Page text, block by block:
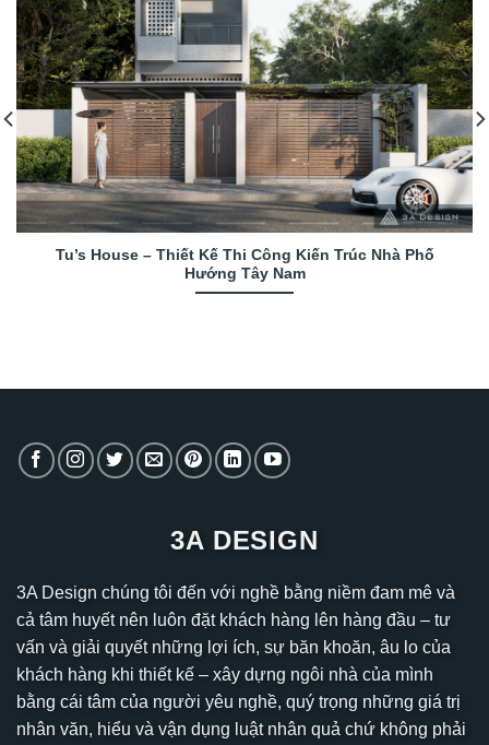
Tu’s House – Thiết Kế Thi Công Kiến Trúc Nhà Phố
Hướng Tây Nam
3A DESIGN
3A Design chúng tôi đến với nghề bằng niềm đam mê và
cả tâm huyết nên luôn đặt khách hàng lên hàng đầu – tư
vấn và giải quyết những lợi ích, sự băn khoăn, âu lo của
khách hàng khi thiết kế – xây dựng ngôi nhà của mình
bằng cái tâm của người yêu nghề, quý trọng những giá trị
nhân văn, hiểu và vận dụng luật nhân quả chứ không phải